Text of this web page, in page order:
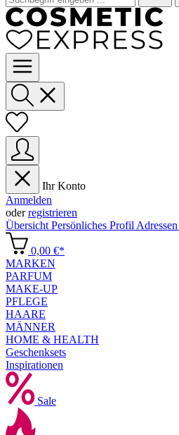
Ihr Konto
Anmelden
oderregistrieren
Übersicht Persönliches Profil Adressen
0,00 €*
MARKEN
PARFUM
MAKE-UP
PFLEGE
HAARE
MÄNNER
HOME & HEALTH
Geschenksets
Inspirationen
Sale